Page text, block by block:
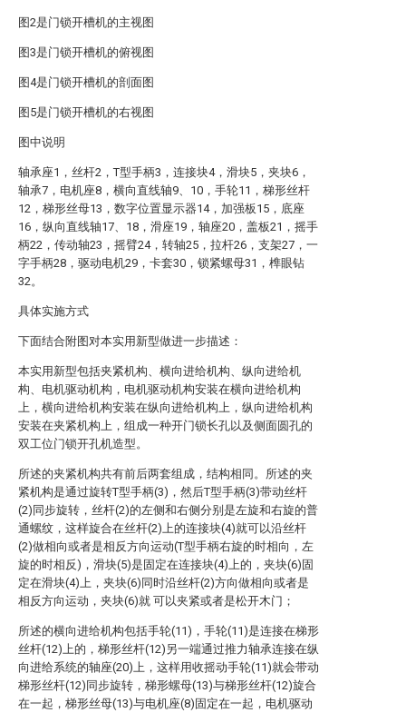
图2是门锁开槽机的主视图
图3是门锁开槽机的俯视图
图4是门锁开槽机的剖面图
图5是门锁开槽机的右视图
图中说明
轴承座1，丝杆2，T型手柄3，连接块4，滑块5，夹块6，
轴承7，电机座8，横向直线轴9、10，手轮11，梯形丝杆
12，梯形丝母13，数字位置显示器14，加强板15，底座
16，纵向直线轴17、18，滑座19，轴座20，盖板21，摇手
柄22，传动轴23，摇臂24，转轴25，拉杆26，支架27，一
字手柄28，驱动电机29，卡套30，锁紧螺母31，榫眼钻
32。
具体实施方式
下面结合附图对本实用新型做进一步描述：
本实用新型包括夹紧机构、横向进给机构、纵向进给机
构、电机驱动机构，电机驱动机构安装在横向进给机构
上，横向进给机构安装在纵向进给机构上，纵向进给机构
安装在夹紧机构上，组成一种开门锁长孔以及侧面圆孔的
双工位门锁开孔机造型。
所述的夹紧机构共有前后两套组成，结构相同。所述的夹
紧机构是通过旋转T型手柄(3)，然后T型手柄(3)带动丝杆
(2)同步旋转，丝杆(2)的左侧和右侧分别是左旋和右旋的普
通螺纹，这样旋合在丝杆(2)上的连接块(4)就可以沿丝杆
(2)做相向或者是相反方向运动(T型手柄右旋的时相向，左
旋的时相反)，滑块(5)是固定在连接块(4)上的，夹块(6)固
定在滑块(4)上，夹块(6)同时沿丝杆(2)方向做相向或者是
相反方向运动，夹块(6)就 可以夹紧或者是松开木门；
所述的横向进给机构包括手轮(11)，手轮(11)是连接在梯形
丝杆(12)上的，梯形丝杆(12)另一端通过推力轴承连接在纵
向进给系统的轴座(20)上，这样用收摇动手轮(11)就会带动
梯形丝杆(12)同步旋转，梯形螺母(13)与梯形丝杆(12)旋合
在一起，梯形丝母(13)与电机座(8)固定在一起，电机驱动